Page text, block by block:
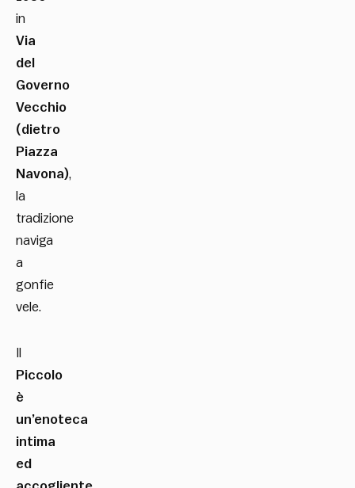
in
Via
del
Governo
Vecchio
(dietro
Piazza
Navona),
la
tradizione
naviga
a
gonfie
vele.
Piccolo
è
un’enoteca
intima
ed